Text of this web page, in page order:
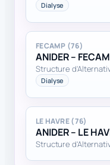
Dialyse
FECAMP (76)
ANIDER –
Structure
Dialyse
LE HAVRE (76)
ANIDER – LE
Structure